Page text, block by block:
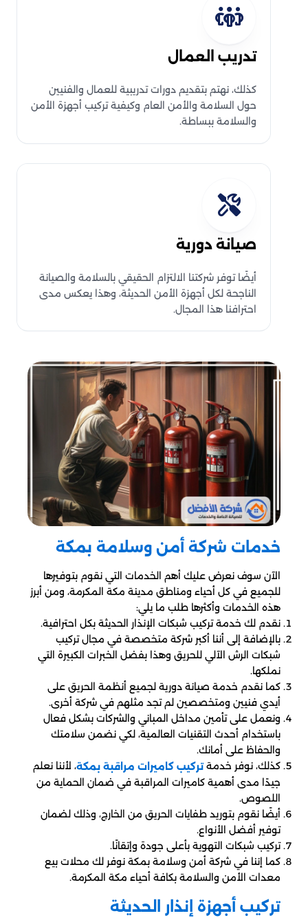
تدريب العمال
كذلك، نهتم بتقديم دورات تدريبية للعمال والفنيين
حول السلامة والأمن العام وكيفية تركيب أجهزة الأمن
والسلامة ببساطة.
صيانة دورية
أيضًا توفر شركتنا الالتزام الحقيقي بالسلامة والصيانة
الناجحة لكل أجهزة الأمن الحديثة، وهذا يعكس مدى
احترافنا هذا المجال.
خدمات شركة أمن وسلامة بمكة
الآن سوف نعرض عليك أهم الخدمات التي نقوم بتوفيرها
للجميع في كل أحياء ومناطق مدينة مكة المكرمة، ومن أبرز
هذه الخدمات وأكثرها طلب ما يلي:
نقدم لك خدمة تركيب شبكات الإنذار الحديثة بكل احترافية.
بالإضافة إلى أننا أكبر شركة متخصصة في مجال تركيب
شبكات الرش الآلي للحريق وهذا بفضل الخبرات الكبيرة التي
نملكها.
كما نقدم خدمة صيانة دورية لجميع أنظمة الحريق على
أيدي فنيين ومتخصصين لم تجد مثلهم في شركة أخرى.
ونعمل على تأمين مداخل المباني والشركات بشكل فعال
باستخدام أحدث التقنيات العالمية، لكي نضمن سلامتك
والحفاظ على أمانك.
كذلك، نوفر خدمةتركيب كاميرات مراقبة بمكة، لأننا نعلم
جيدًا مدى أهمية كاميرات المراقبة في ضمان الحماية من
اللصوص.
أيضًا نقوم بتوريد طفايات الحريق من الخارج، وذلك لضمان
توفير أفضل الأنواع.
تركيب شبكات التهوية بأعلى جودة وإتقانًا.
كما إننا في شركة أمن وسلامة بمكة نوفر لك محلات بيع
معدات الأمن والسلامة بكافة أحياء مكة المكرمة.
تركيب أجهزة إنذار الحديثة